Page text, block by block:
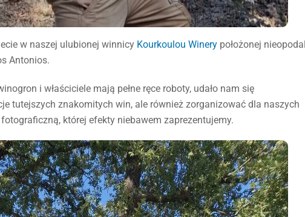
w naszej ulubionej winnicy Kourkoulou Winery położonej nieopodal
Antonios.
i właściciele mają pełne ręce roboty, udało nam się
tutejszych znakomitych win, ale również zorganizować dla naszych
której efekty niebawem zaprezentujemy.